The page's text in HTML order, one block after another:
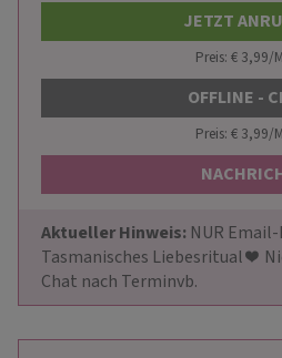
JETZT
Preis: € 3,99/
OFFLINE -
Preis: € 3,99/
Aktueller Hinweis: NUR
Tasmanisches Liebesritual ❤
Chat nach Terminvb.